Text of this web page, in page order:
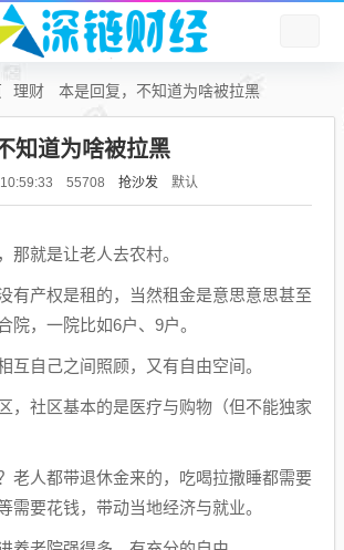
理财 本是回复，不知道为啥被拉黑
知道为啥被拉黑
55708 抢沙发 默认
那就是让老人去农村。
有产权是租的，当然租金是意思意思甚至
院，一院比如6户、9户。
互自己之间照顾，又有自由空间。
，社区基本的是医疗与购物（但不能独家
老人都带退休金来的，吃喝拉撒睡都需要
需要花钱，带动当地经济与就业。